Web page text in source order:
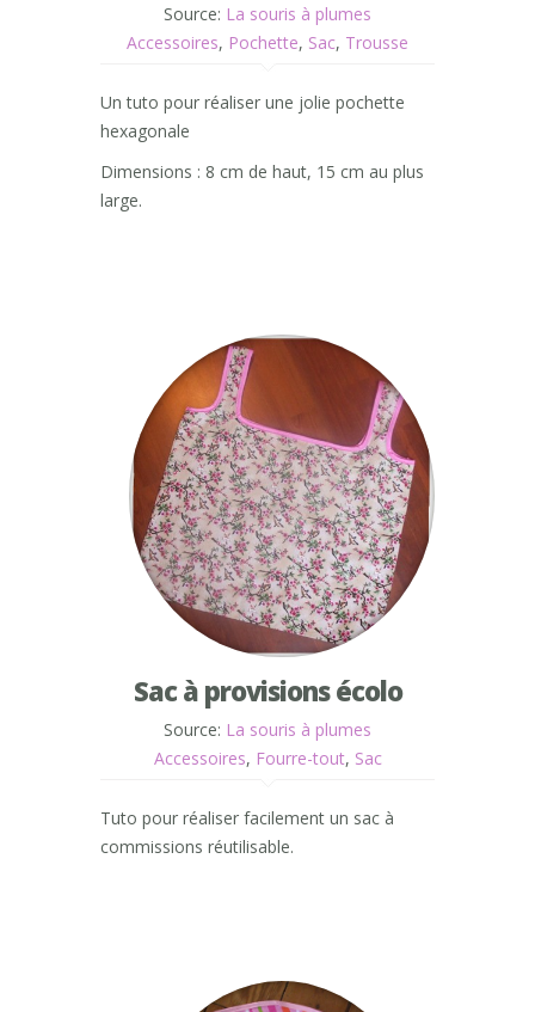
Source: La souris à plumes
Accessoires, Pochette, Sac, Trousse
Un tuto pour réaliser une jolie pochette
hexagonale
Dimensions : 8 cm de haut, 15 cm au plus
large.
Sac à provisions écolo
Source: La souris à plumes
Accessoires, Fourre-tout, Sac
Tuto pour réaliser facilement un sac à
commissions réutilisable.